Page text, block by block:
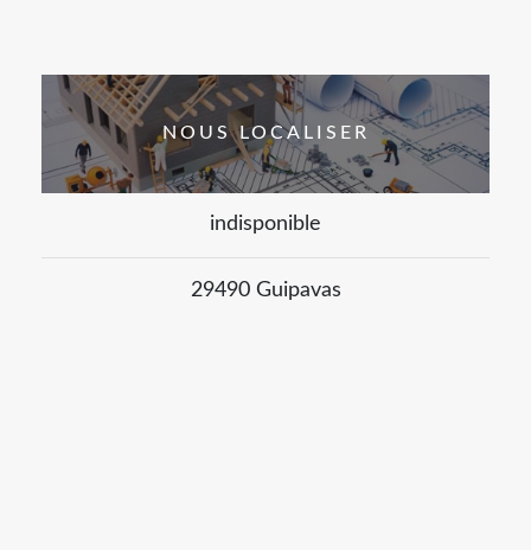
NOUS LOCALISER
indisponible
29490 Guipavas